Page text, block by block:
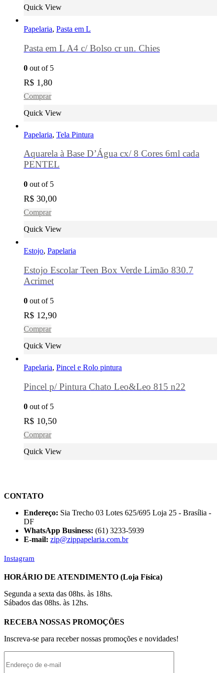
Quick View
Papelaria, Pasta em L
Pasta em L A4 c/ Bolso cr un. Chies
0 out of 5
R$ 1,80
Comprar
Quick View
Papelaria, Tela Pintura
Aquarela à Base D’Água cx/ 8 Cores 6ml cada
PENTEL
0 out of 5
R$ 30,00
Comprar
Quick View
Estojo, Papelaria
Estojo Escolar Teen Box Verde Limão 830.7
Acrimet
0 out of 5
R$ 12,90
Comprar
Quick View
Papelaria, Pincel e Rolo pintura
Pincel p/ Pintura Chato Leo&Leo 815 n22
0 out of 5
R$ 10,50
Comprar
Quick View
CONTATO
Endereço: Sia Trecho 03 Lotes 625/695 Loja 25 - Brasília -
DF
WhatsApp Business: (61) 3233-5939
E-mail: zip@zippapelaria.com.br
Instagram
HORÁRIO DE ATENDIMENTO (Loja Física)
Segunda a sexta das 08hs. às 18hs.
Sábados das 08hs. às 12hs.
RECEBA NOSSAS PROMOÇÕES
Inscreva-se para receber nossas promoções e novidades!